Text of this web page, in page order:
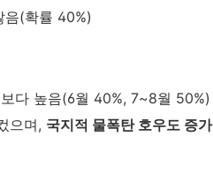
음(확률 40%)
다 높음(6월 40%, 7~8월 50%)
으며, 국지적 물폭탄 호우도 증가